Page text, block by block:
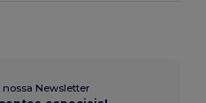
Newsletter